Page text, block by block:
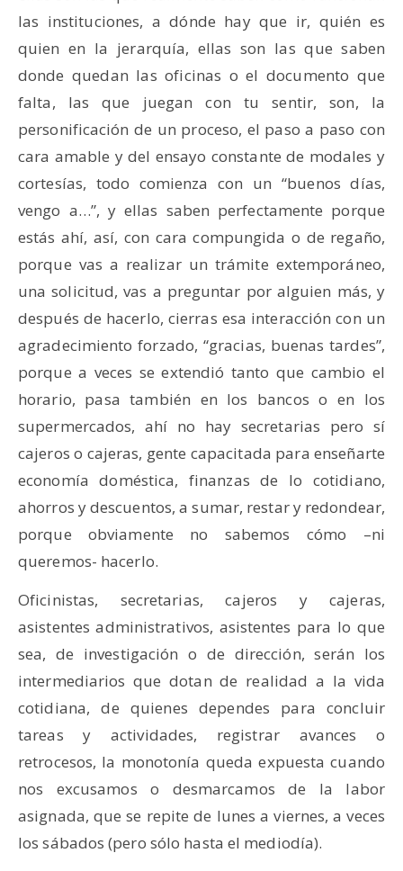
las instituciones, a dónde hay que ir, quién es
quien en la jerarquía, ellas son las que saben
donde quedan las oficinas o el documento que
falta, las que juegan con tu sentir, son, la
personificación de un proceso, el paso a paso con
cara amable y del ensayo constante de modales y
cortesías, todo comienza con un “buenos días,
vengo a…”, y ellas saben perfectamente porque
estás ahí, así, con cara compungida o de regaño,
porque vas a realizar un trámite extemporáneo,
una solicitud, vas a preguntar por alguien más, y
después de hacerlo, cierras esa interacción con un
agradecimiento forzado, “gracias, buenas tardes”,
porque a veces se extendió tanto que cambio el
horario, pasa también en los bancos o en los
supermercados, ahí no hay secretarias pero sí
cajeros o cajeras, gente capacitada para enseñarte
economía doméstica, finanzas de lo cotidiano,
ahorros y descuentos, a sumar, restar y redondear,
porque obviamente no sabemos cómo –ni
queremos- hacerlo.
Oficinistas, secretarias, cajeros y cajeras,
asistentes administrativos, asistentes para lo que
sea, de investigación o de dirección, serán los
intermediarios que dotan de realidad a la vida
cotidiana, de quienes dependes para concluir
tareas y actividades, registrar avances o
retrocesos, la monotonía queda expuesta cuando
nos excusamos o desmarcamos de la labor
asignada, que se repite de lunes a viernes, a veces
los sábados (pero sólo hasta el mediodía).